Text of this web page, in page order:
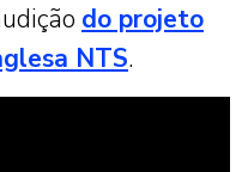
do projeto
NTS.